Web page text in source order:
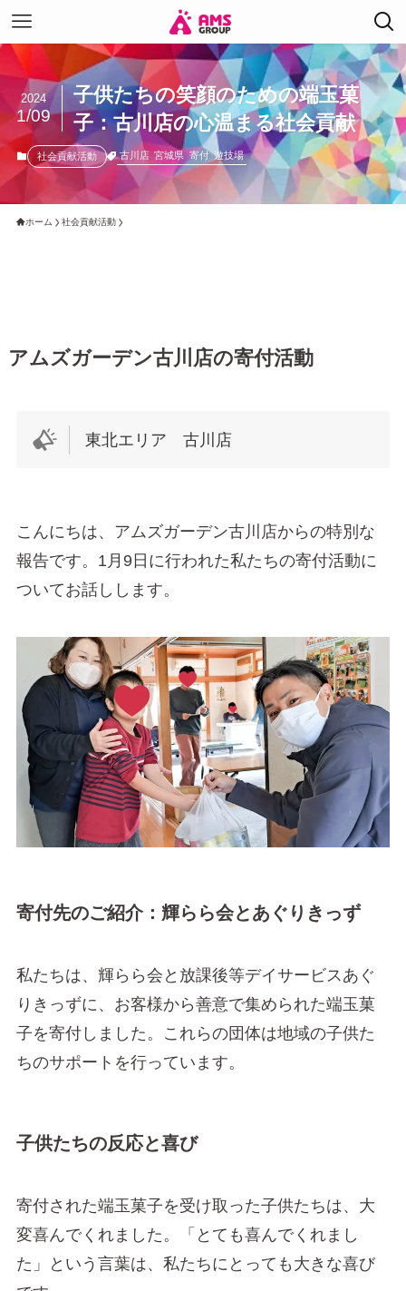
子供たちの笑顔のための端玉菓
子：古川店の心温まる社会貢献
2024
1/09
社会貢献活動 古川店 宮城県 寄付 遊技場
ホーム 社会貢献活動
アムズガーデン古川店の寄付活動
東北エリア 古川店
こんにちは、アムズガーデン古川店からの特別な
報告です。1月9日に行われた私たちの寄付活動に
ついてお話しします。
寄付先のご紹介：輝らら会とあぐりきっず
私たちは、輝らら会と放課後等デイサービスあぐ
りきっずに、お客様から善意で集められた端玉菓
子を寄付しました。これらの団体は地域の子供た
ちのサポートを行っています。
子供たちの反応と喜び
寄付された端玉菓子を受け取った子供たちは、大
変喜んでくれました。「とても喜んでくれまし
た」という言葉は、私たちにとっても大きな喜び